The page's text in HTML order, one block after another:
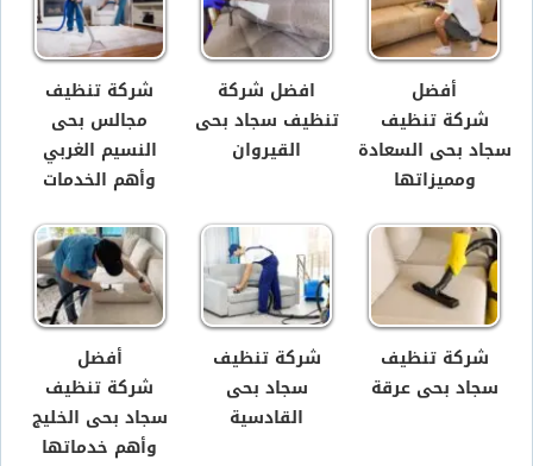
أفضل
شركة تنظيف
سجاد بحى السعادة
ومميزاتها
افضل شركة
تنظيف سجاد بحى
القيروان
شركة تنظيف
مجالس بحى
النسيم الغربي
وأهم الخدمات
شركة تنظيف
سجاد بحى عرقة
شركة تنظيف
سجاد بحى
القادسية
أفضل
شركة تنظيف
سجاد بحى الخليج
وأهم خدماتها